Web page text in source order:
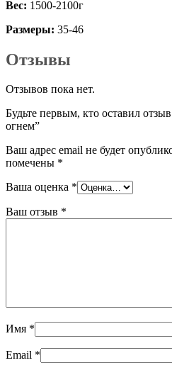
Вес: 1500-2100г
Размеры: 35-46
Отзывы
Отзывов пока нет.
Будьте первым, кто оставил
огнем”
Ваш адрес email не будет
помечены *
Ваша оценка *
Ваш отзыв *
Имя *
Email *